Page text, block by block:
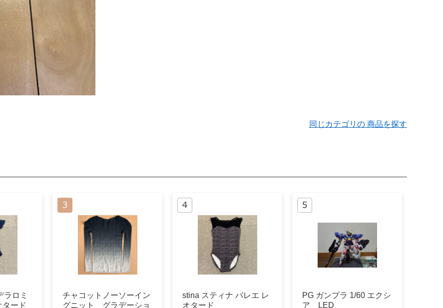
同じカテゴリの 商品を探す
ラロミ
タード
チャコットノーソーイン
グニット グラデーショ
stina スティナ バレエ レ
オタード
PG ガンプラ 1/60 エクシ
ア LED